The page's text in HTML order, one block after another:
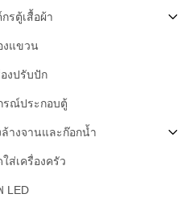
กรตู้เสื้อผ้า
งแขวน
องปรับปัก
รณ์ประกอบตู้
ล้างจานและก๊อกน้ำ
ใส่เครื่องครัว
LED